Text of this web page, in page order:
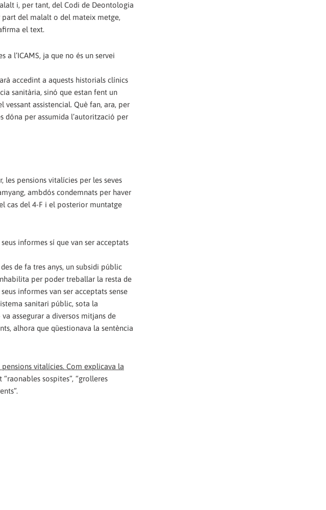
i, per tant, del Codi de Deontologia
del malalt o del mateix metge,
el text.
l’ICAMS, ja que no és un servei
accedint a aquests historials clínics
sanitària, sinó que estan fent un
vessant assistencial. Què fan, ara, per
dóna per assumida l’autorització per
pensions vitalícies per les seves
ambdós condemnats per haver
cas del 4-F i el posterior muntatge
informes sí que van ser acceptats
de fa tres anys, un subsidi públic
per poder treballar la resta de
informes van ser acceptats sense
sanitari públic, sota la
assegurar a diversos mitjans de
alhora que qüestionava la sentència
vitalícies. Com explicava la
sospites”, “grolleres